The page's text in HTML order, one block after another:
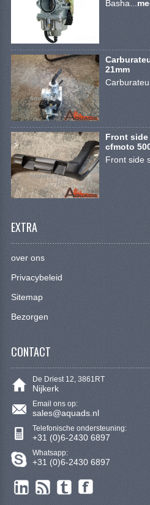
12 INCH
8 INCH
Basha...
21mm
Front
cfmoto
Front side
EXTRA
over ons
Privacybeleid
Sitemap
Bezorgen
CONTACT
De Driest 12, 3861RT
Nijkerk
Email ons op:
sales@aquads.nl
Telefonische ondersteuning:
+31 (0)6-2430 6897
Whatsapp:
+31 (0)6-2430 6897